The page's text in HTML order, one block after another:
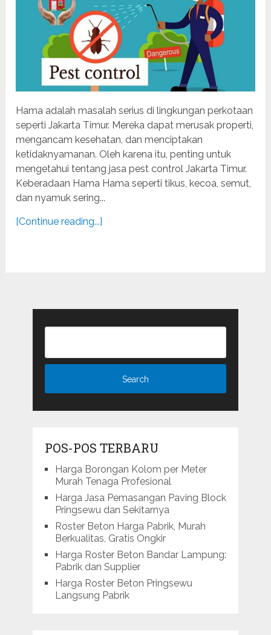
Hama adalah masalah serius di lingkungan perkotaan
seperti Jakarta Timur. Mereka dapat merusak properti,
mengancam kesehatan, dan menciptakan
ketidaknyamanan. Oleh karena itu, penting untuk
mengetahui tentang jasa pest control Jakarta Timur.
Keberadaan Hama Hama seperti tikus, kecoa, semut,
dan nyamuk sering...
[Continue reading...]
POS-POS TERBARU
Harga Borongan Kolom per Meter
Murah Tenaga Profesional
Harga Jasa Pemasangan Paving Block
Pringsewu dan Sekitarnya
Roster Beton Harga Pabrik, Murah
Berkualitas, Gratis Ongkir
Harga Roster Beton Bandar Lampung:
Pabrik dan Supplier
Harga Roster Beton Pringsewu
Langsung Pabrik